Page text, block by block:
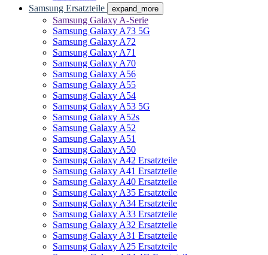
Samsung Ersatzteile
expand_more
Samsung Galaxy A-Serie
Samsung Galaxy A73 5G
Samsung Galaxy A72
Samsung Galaxy A71
Samsung Galaxy A70
Samsung Galaxy A56
Samsung Galaxy A55
Samsung Galaxy A54
Samsung Galaxy A53 5G
Samsung Galaxy A52s
Samsung Galaxy A52
Samsung Galaxy A51
Samsung Galaxy A50
Samsung Galaxy A42 Ersatzteile
Samsung Galaxy A41 Ersatzteile
Samsung Galaxy A40 Ersatzteile
Samsung Galaxy A35 Ersatzteile
Samsung Galaxy A34 Ersatzteile
Samsung Galaxy A33 Ersatzteile
Samsung Galaxy A32 Ersatzteile
Samsung Galaxy A31 Ersatzteile
Samsung Galaxy A25 Ersatzteile